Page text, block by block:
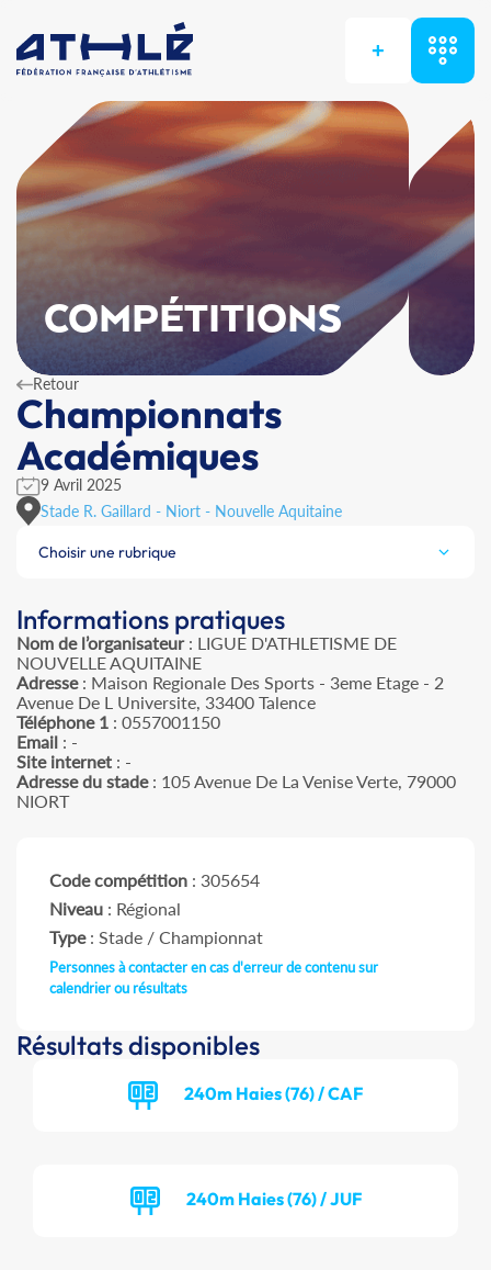
+
COMPÉTITIONS
Retour
Championnats
Académiques
9 Avril 2025
Stade R. Gaillard - Niort - Nouvelle Aquitaine
Choisir une rubrique
Informations pratiques
Nom de l’organisateur: LIGUE D'ATHLETISME DE
NOUVELLE AQUITAINE
Adresse: Maison Regionale Des Sports - 3eme Etage - 2
Avenue De L Universite, 33400 Talence
Téléphone 1 : 0557001150
Email : -
Site internet : -
Adresse du stade: 105 Avenue De La Venise Verte, 79000
NIORT
Code compétition : 305654
Niveau : Régional
Type: Stade / Championnat
Personnes à contacter en cas d'erreur de contenu sur
calendrier ou résultats
Résultats disponibles
240m Haies (76) / CAF
240m Haies (76) / JUF